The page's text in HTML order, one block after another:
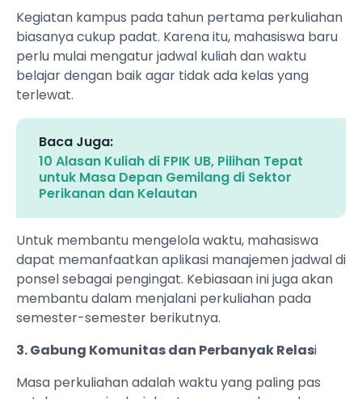
Kegiatan kampus pada tahun pertama perkuliahan
biasanya cukup padat. Karena itu, mahasiswa baru
perlu mulai mengatur jadwal kuliah dan waktu
belajar dengan baik agar tidak ada kelas yang
terlewat.
Baca Juga:
10 Alasan Kuliah di FPIK UB, Pilihan Tepat
untuk Masa Depan Gemilang di Sektor
Perikanan dan Kelautan
Untuk membantu mengelola waktu, mahasiswa
dapat memanfaatkan aplikasi manajemen jadwal di
ponsel sebagai pengingat. Kebiasaan ini juga akan
membantu dalam menjalani perkuliahan pada
semester-semester berikutnya.
3. Gabung Komunitas dan Perbanyak Relasi
Masa perkuliahan adalah waktu yang paling pas